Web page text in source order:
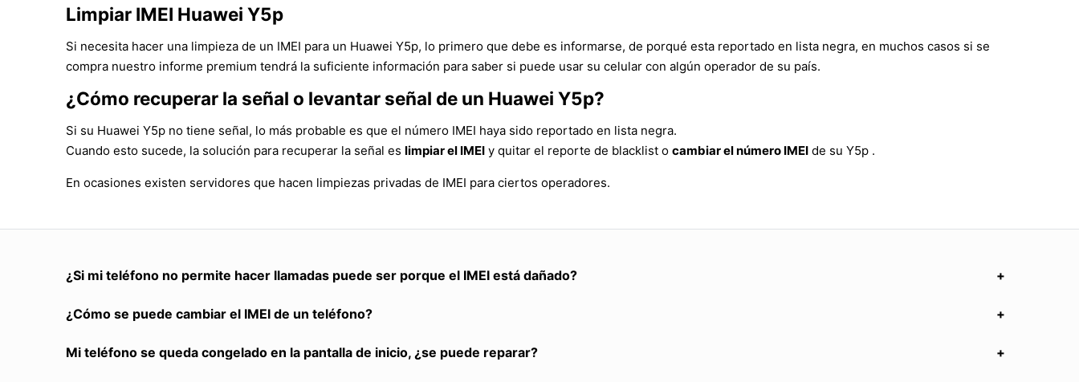
Limpiar IMEI Huawei Y5p
Si necesita hacer una limpieza de un IMEI para un Huawei Y5p, lo primero que debe es informarse, de porqué esta reportado en lista negra, en muchos casos si se
compra nuestro informe premium tendrá la suficiente información para saber si puede usar su celular con algún operador de su país.
¿Cómo recuperar la señal o levantar señal de un Huawei Y5p?
Si su Huawei Y5p no tiene señal, lo más probable es que el número IMEI haya sido reportado en lista negra.
Cuando esto sucede, la solución para recuperar la señal es limpiar el IMEI y quitar el reporte de blacklist o cambiar el número IMEI de su Y5p .
En ocasiones existen servidores que hacen limpiezas privadas de IMEI para ciertos operadores.
¿Si mi teléfono no permite hacer llamadas puede ser porque el IMEI está dañado?
¿Cómo se puede cambiar el IMEI de un teléfono?
Mi teléfono se queda congelado en la pantalla de inicio, ¿se puede reparar?